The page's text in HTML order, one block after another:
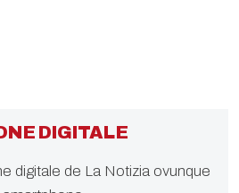
DIGITALE
digitale de La Notizia ovunque